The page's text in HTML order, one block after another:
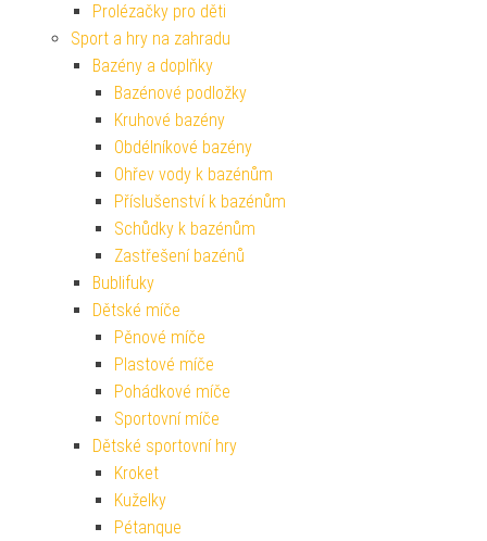
Prolézačky pro děti
Sport a hry na zahradu
Bazény a doplňky
Bazénové podložky
Kruhové bazény
Obdélníkové bazény
Ohřev vody k bazénům
Příslušenství k bazénům
Schůdky k bazénům
Zastřešení bazénů
Bublifuky
Dětské míče
Pěnové míče
Plastové míče
Pohádkové míče
Sportovní míče
Dětské sportovní hry
Kroket
Kuželky
Pétanque